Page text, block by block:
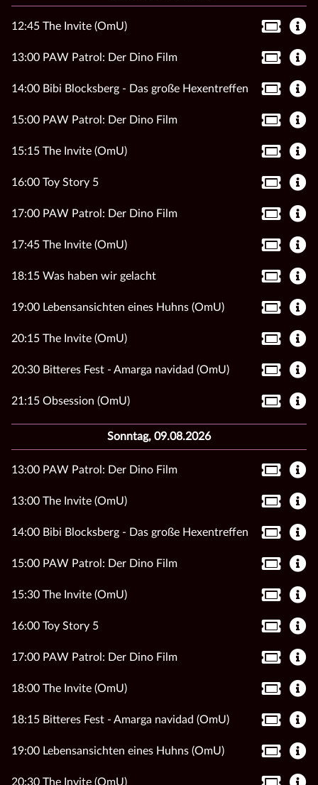
12:45 The Invite (OmU)
13:00 PAW Patrol: Der Dino Film
14:00 Bibi Blocksberg - Das große Hexentreffen
15:00 PAW Patrol: Der Dino Film
15:15 The Invite (OmU)
16:00 Toy Story 5
17:00 PAW Patrol: Der Dino Film
17:45 The Invite (OmU)
18:15 Was haben wir gelacht
19:00 Lebensansichten eines Huhns (OmU)
20:15 The Invite (OmU)
20:30 Bitteres Fest - Amarga navidad (OmU)
21:15 Obsession (OmU)
Sonntag, 09.08.2026
13:00 PAW Patrol: Der Dino Film
13:00 The Invite (OmU)
14:00 Bibi Blocksberg - Das große Hexentreffen
15:00 PAW Patrol: Der Dino Film
15:30 The Invite (OmU)
16:00 Toy Story 5
17:00 PAW Patrol: Der Dino Film
18:00 The Invite (OmU)
18:15 Bitteres Fest - Amarga navidad (OmU)
19:00 Lebensansichten eines Huhns (OmU)
20:30 The Invite (OmU)